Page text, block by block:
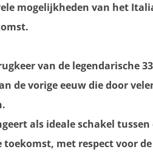
mogelijkheden van het
van de legendarische
de vorige eeuw die door
als ideale schakel
toekomst, met respect voor